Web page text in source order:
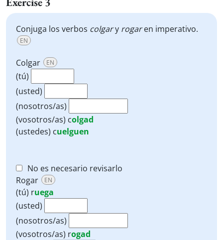
Conjuga los verbos colgary rogaren imperativo.
EN
Colgar EN
(tú)
(usted)
(nosotros/as)
(vosotros/as) colgad
(ustedes) cuelguen
No es necesario revisarlo
Rogar
EN
(tú) ruega
(usted)
(nosotros/as)
(vosotros/as) rogad